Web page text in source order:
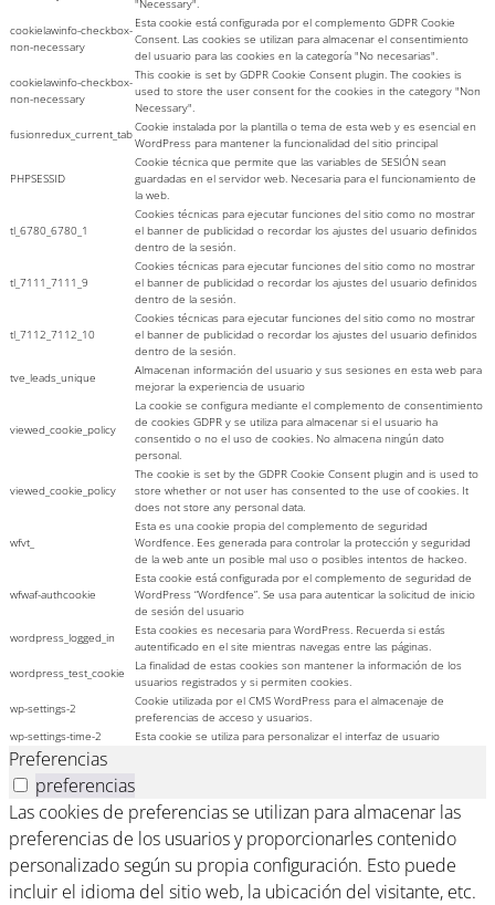
cookielawinfo-checkbox-
non-necessary
Esta cookie está configurada por el complemento GDPR Cookie
Consent. Las cookies se utilizan para almacenar el consentimiento
del usuario para las cookies en la categoría "No necesarias".
cookielawinfo-checkbox-
non-necessary
This cookie is set by GDPR Cookie Consent plugin. The cookies is
used to store the user consent for the cookies in the category "Non
Necessary".
fusionredux_current_tabCookie instalada por la plantilla o tema de esta web y es esencial en
WordPress para mantener la funcionalidad del sitio principal
PHPSESSID
Cookie técnica que permite que las variables de SESIÓN sean
guardadas en el servidor web. Necesaria para el funcionamiento de
la web.
tl_6780_6780_1
Cookies técnicas para ejecutar funciones del sitio como no mostrar
el banner de publicidad o recordar los ajustes del usuario definidos
dentro de la sesión.
tl_7111_7111_9
Cookies técnicas para ejecutar funciones del sitio como no mostrar
el banner de publicidad o recordar los ajustes del usuario definidos
dentro de la sesión.
tl_7112_7112_10
Cookies técnicas para ejecutar funciones del sitio como no mostrar
el banner de publicidad o recordar los ajustes del usuario definidos
dentro de la sesión.
tve_leads_unique
Almacenan información del usuario y sus sesiones en esta web para
mejorar la experiencia de usuario
viewed_cookie_policy
La cookie se configura mediante el complemento de consentimiento
de cookies GDPR y se utiliza para almacenar si el usuario ha
consentido o no el uso de cookies. No almacena ningún dato
personal.
viewed_cookie_policy
The cookie is set by the GDPR Cookie Consent plugin and is used to
store whether or not user has consented to the use of cookies. It
does not store any personal data.
wfvt_
Esta es una cookie propia del complemento de seguridad
Wordfence. Ees generada para controlar la protección y seguridad
de la web ante un posible mal uso o posibles intentos de hackeo.
wfwaf-authcookie
Esta cookie está configurada por el complemento de seguridad de
WordPress “Wordfence”. Se usa para autenticar la solicitud de inicio
de sesión del usuario
wordpress_logged_in
Esta cookies es necesaria para WordPress. Recuerda si estás
autentificado en el site mientras navegas entre las páginas.
wordpress_test_cookie
La finalidad de estas cookies son mantener la información de los
usuarios registrados y si permiten cookies.
wp-settings-2
Cookie utilizada por el CMS WordPress para el almacenaje de
preferencias de acceso y usuarios.
wp-settings-time-2
Esta cookie se utiliza para personalizar el interfaz de usuario
Preferencias
preferencias
Las cookies de preferencias se utilizan para almacenar las
preferencias de los usuarios y proporcionarles contenido
personalizado según su propia configuración. Esto puede
incluir el idioma del sitio web, la ubicación del visitante, etc.